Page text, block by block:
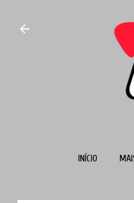
INÍCIO